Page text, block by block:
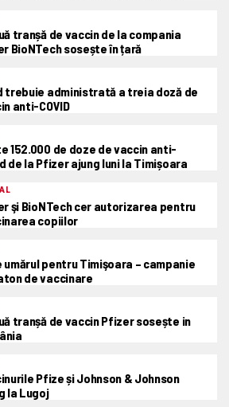
tranșă de vaccin de la compania
BioNTech sosește în țară
trebuie administrată a treia doză de
anti-COVID
152.000 de doze de vaccin anti-
de la Pfizer ajung luni la Timișoara
şi BioNTech cer autorizarea pentru
copiilor
umărul pentru Timişoara – campanie
de vaccinare
tranșă de vaccin Pfizer sosește in
Pfize și Johnson & Johnson
la Lugoj